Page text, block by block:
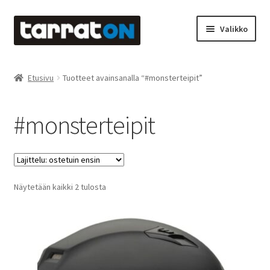
Siirry
navigointiin
Siirry
sisältöön
Valikko
Laserleikkaus & -kaiverrus
Mainosteippaukset & teippausten poisto
Muovitarrat & tulostetut tarrat
Ostoskori
Etusivu Tuotteet avainsanalla “#monsterteipit”
#monsterteipit
Näytetään kaikki 2 tulostaSuosituimmat